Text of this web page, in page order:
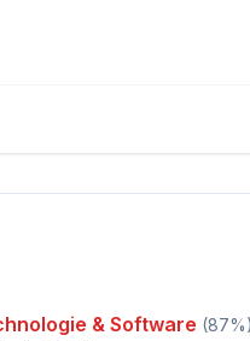
& Software (87%)